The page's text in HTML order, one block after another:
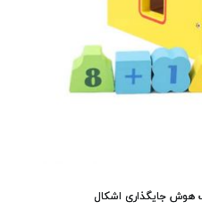
هوش جایگذاری اشکال